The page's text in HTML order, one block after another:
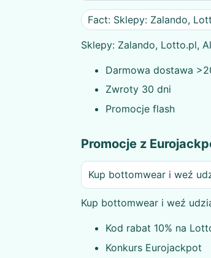
Fact: Sklepy: Zalando,
Sklepy: Zalando, Lotto.pl,
Darmowa dostawa
Zwroty 30 dni
Promocje flash
Promocje z
Kup bottomwear i weź
Kup bottomwear i weź
Kod rabat 10% na
Konkurs Eurojackpot